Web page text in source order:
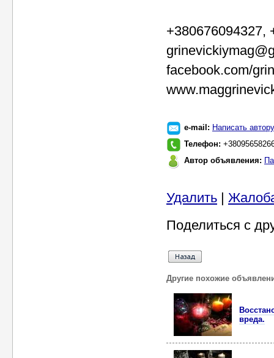
+380676094327,
facebook.com/
e-mail: Написать автору
Телефон:
Автор объявления:
Удалить |
Поделиться с
Другие похожие
вреда.